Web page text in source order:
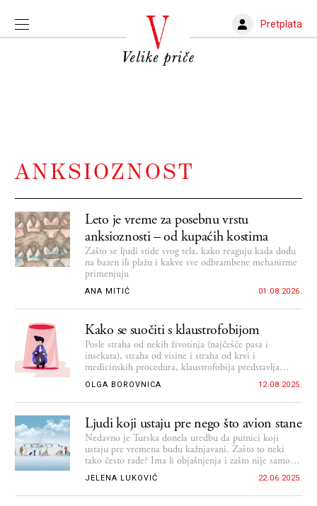
Pretplata
ANKSIOZNOST
Leto je vreme za posebnu vrstu
anksioznosti – od kupaćih kostima
Zašto se ljudi stide svog tela, kako reaguju kada dođu
na bazen ili plažu i kakve sve odbrambene mehanizme
primenjuju
ANA MITIĆ 01.08.2026.
Kako se suočiti s klaustrofobijom
Posle straha od nekih životinja (najčešće pasa i
insekata), straha od visine i straha od krvi i
medicinskih procedura, klaustrofobija predstavlja
sledeću najčešću specifičnu fobiju po učestalosti
OLGA BOROVNICA 12.08.2025.
Ljudi koji ustaju pre nego što avion stane
Nedavno je Turska donela uredbu da putnici koji
ustaju pre vremena budu kažnjavani. Zašto to neki
tako često rade? Ima li objašnjenja i zašto nije samo
do bahatosti?
JELENA LUKOVIĆ 22.06.2025.